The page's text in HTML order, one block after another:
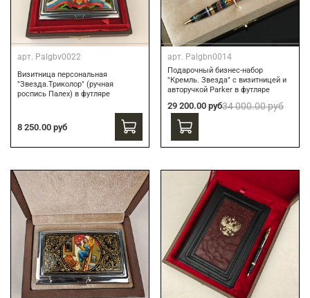
арт. Palgbv0022
Визитница персональная
"Звезда.Триколор" (ручная
роспись Палех) в футляре
8 250.00 руб
арт. Palgbn0014
Подарочный бизнес-набор
"Кремль. Звезда" с визитницей и
авторучкой Parker в футляре
29 200.00 руб34 000.00 руб